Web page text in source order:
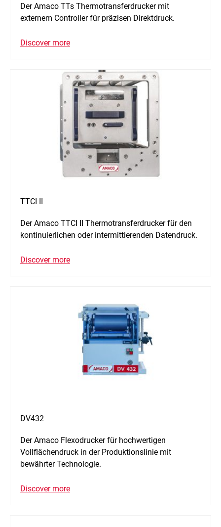
Der Amaco TTs Thermotransferdrucker mit
externem Controller für präzisen Direktdruck.
Discover more
TTCI II
Der Amaco TTCI II Thermotransferdrucker für den
kontinuierlichen oder intermittierenden Datendruck.
Discover more
DV432
Der Amaco Flexodrucker für hochwertigen
Vollflächendruck in der Produktionslinie mit
bewährter Technologie.
Discover more